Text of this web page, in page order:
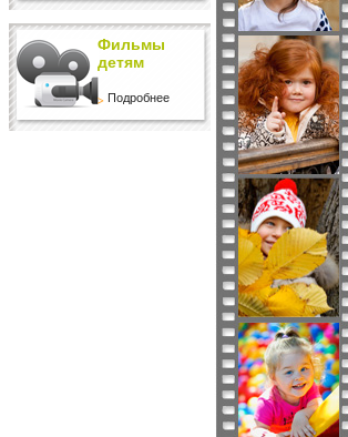
Фильмы
детям
Подробнее